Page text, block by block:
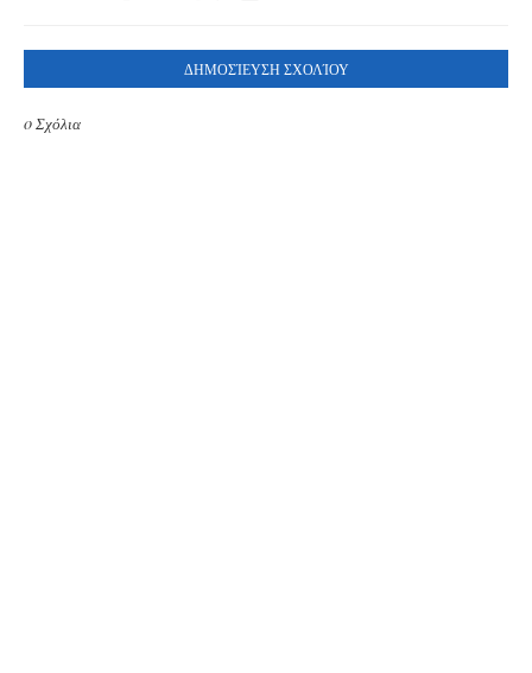
ΔΗΜΟΣΊΕΥΣΗ ΣΧΟΛΊΟΥ
0 Σχόλια